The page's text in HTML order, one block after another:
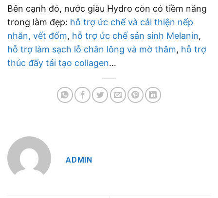
Bên cạnh đó, nước giàu Hydro còn có tiềm năng
trong làm đẹp: hỗ trợ ức chế và cải thiện nếp
nhăn, vết đốm, hỗ trợ ức chế sản sinh Melanin,
hỗ trợ làm sạch lỗ chân lông và mờ thâm, hỗ trợ
thúc đẩy tái tạo collagen…
ADMIN